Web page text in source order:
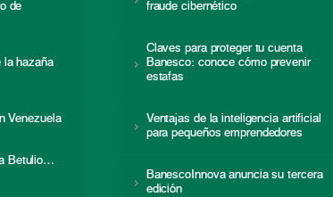
de
la hazaña
Venezuela
Betulio…
fraude cibernético
Claves para proteger tu cuenta
Banesco: conoce cómo prevenir
estafas
Ventajas de la inteligencia artificial
para pequeños emprendedores
BanescoInnova anuncia su tercera
edición